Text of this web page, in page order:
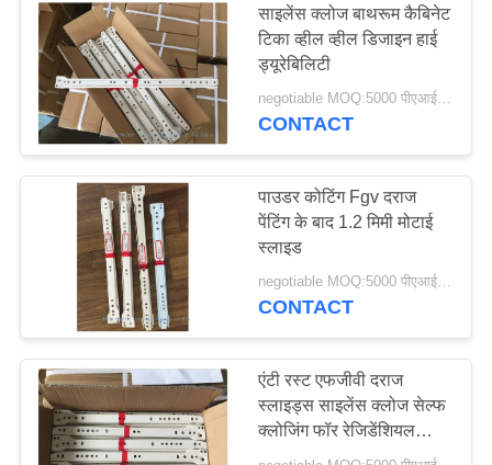
कारखाना
भ्रमण
गुणवत्ता
नियंत्रण
करें
समाचार
साइलेंस क्लोज बाथरूम कैबिनेट
टिका व्हील व्हील डिजाइन हाई
ड्यूरेबिलिटी
negotiable MOQ:5000 पीएआईआर
CONTACT
पाउडर कोटिंग Fgv दराज
पेंटिंग के बाद 1.2 मिमी मोटाई
स्लाइड
negotiable MOQ:5000 पीएआईआर
CONTACT
एंटी रस्ट एफजीवी दराज
स्लाइड्स साइलेंस क्लोज सेल्फ
क्लोजिंग फॉर रेजिडेंशियल